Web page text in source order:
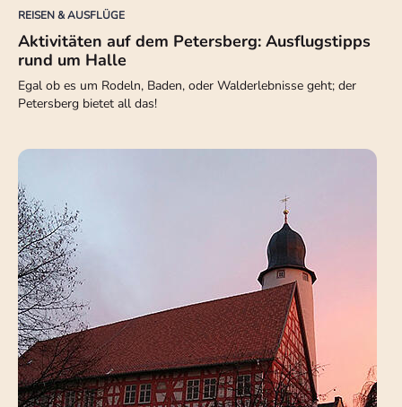
REISEN & AUSFLÜGE
Aktivitäten auf dem Petersberg: Ausflugstipps
rund um Halle
Egal ob es um Rodeln, Baden, oder Walderlebnisse geht; der
Petersberg bietet all das!